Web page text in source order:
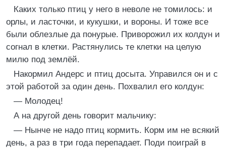
Каких только птиц у него в неволе не томилось: и
орлы, и ласточки, и кукушки, и вороны. И тоже все
были облезлые да понурые. Приворожил их колдун и
согнал в клетки. Растянулись те клетки на целую
милю под землёй.
Накормил Андерс и птиц досыта. Управился он и с
этой работой за один день. Похвалил его колдун:
— Молодец!
А на другой день говорит мальчику:
— Нынче не надо птиц кормить. Корм им не всякий
день, а раз в три года перепадает. Поди поиграй в